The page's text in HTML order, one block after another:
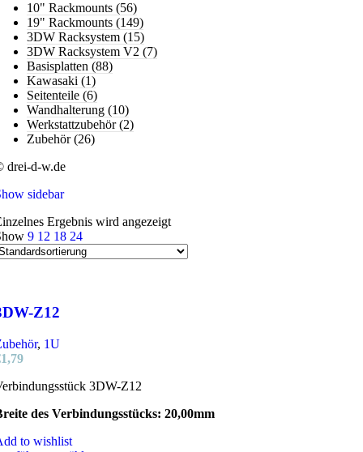
10" Rackmounts (56)
19" Rackmounts (149)
3DW Racksystem (15)
3DW Racksystem V2 (7)
Basisplatten (88)
Kawasaki (1)
Seitenteile (6)
Wandhalterung (10)
Werkstattzubehör(2)
Zubehör(26)
drei-d-w.de
sidebar
Ergebnis wird angezeigt
9 12 18 24
Z12
, 1U
1,79
3DW-Z12
des Verbindungsstücks: 20,00mm
to wishlist